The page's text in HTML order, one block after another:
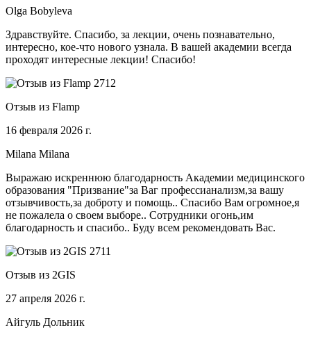
Olga Bobyleva
Здравствуйте. Спасибо, за лекции, очень познавательно,
интересно, кое-что нового узнала. В вашей академии всегда
проходят интересные лекции! Спасибо!
Отзыв из Flamp
16 февраля 2026 г.
Milana Milana
Выражаю искреннюю благодарность Академии медицинского
образования "Призвание"за Ваг профессианализм,за вашу
отзывчивость,за доброту и помощь.. Спасибо Вам огромное,я
не пожалела о своем выборе.. Сотрудники огонь,им
благодарность и спасибо.. Буду всем рекомендовать Вас.
Отзыв из 2GIS
27 апреля 2026 г.
Айгуль Дольник